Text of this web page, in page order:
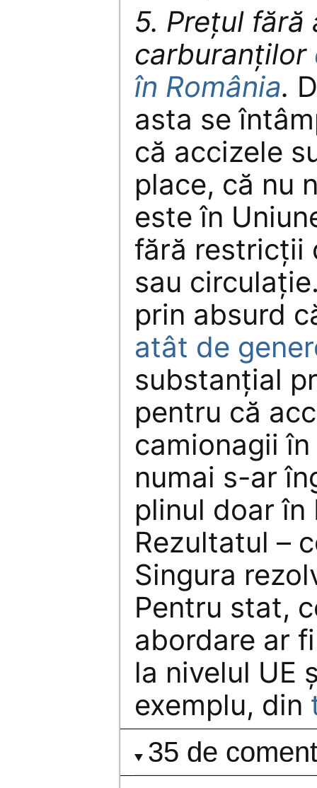
5. Preţul fără
carburanţilor
în România.
asta se
că accizele
place, că nu
este în
fără restricţii
sau
prin absurd
atât de
substanţial
pentru că
camionagii
numai s-ar
plinul doar în
Rezultatul –
Singura
Pentru stat,
abordare ar
la nivelul UE
exemplu, din
35 de